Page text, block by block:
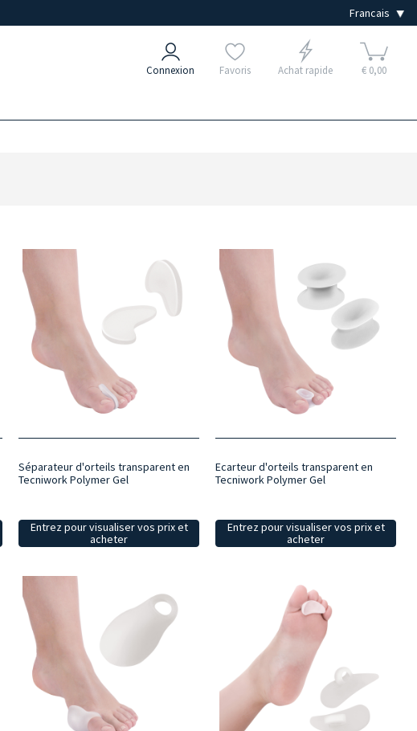
Connexion Favoris Achat rapide € 0,00
Séparateur d'orteils transparent en
Tecniwork Polymer Gel
Entrez pour visualiser vos prix et
acheter
Ecarteur d'orteils transparent en
Tecniwork Polymer Gel
Entrez pour visualiser vos prix et
acheter